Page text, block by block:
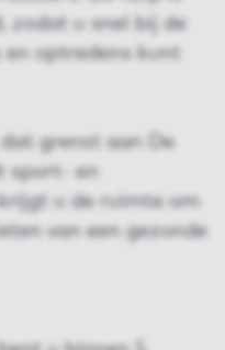
zodat u snel bij de
optredens kunt
dat grenst aan De
sport- en
u de ruimte om
van een gezonde